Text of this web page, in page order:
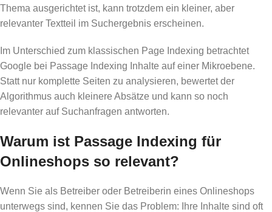
Thema ausgerichtet ist, kann trotzdem ein kleiner, aber
relevanter Textteil im Suchergebnis erscheinen.
Im Unterschied zum klassischen Page Indexing betrachtet
Google bei Passage Indexing Inhalte auf einer Mikroebene.
Statt nur komplette Seiten zu analysieren, bewertet der
Algorithmus auch kleinere Absätze und kann so noch
relevanter auf Suchanfragen antworten.
Warum ist Passage Indexing für
Onlineshops so relevant?
Wenn Sie als Betreiber oder Betreiberin eines Onlineshops
unterwegs sind, kennen Sie das Problem: Ihre Inhalte sind oft